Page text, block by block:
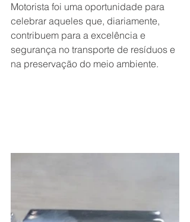
Motorista foi uma oportunidade para
celebrar aqueles que, diariamente,
contribuem para a excelência e
segurança no transporte de resíduos e
na preservação do meio ambiente.